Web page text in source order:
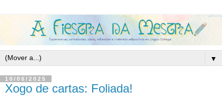
▼
10/06/2025
Xogo de cartas: Foliada!